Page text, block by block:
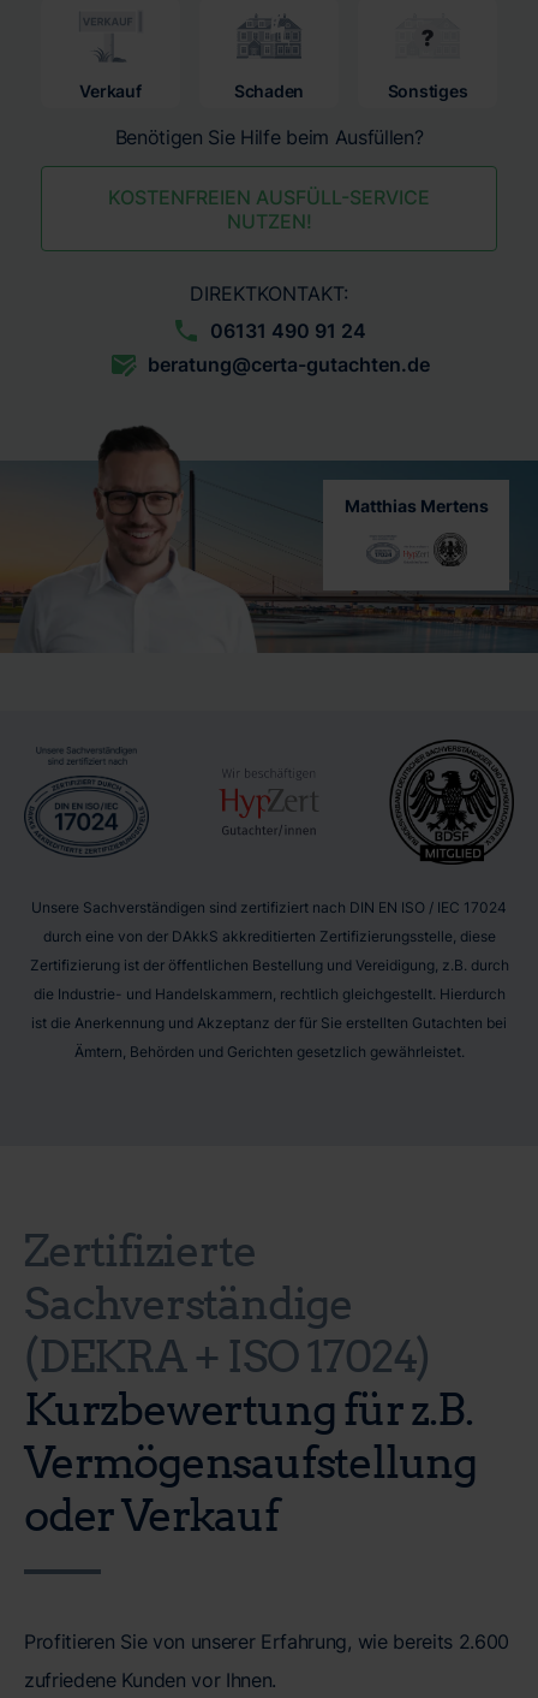
Verkauf Schaden Sonstiges
Benötigen Sie Hilfe beim Ausfüllen?
KOSTENFREIEN AUSFÜLL-SERVICE
NUTZEN!
DIREKTKONTAKT:
06131 490 91 24
beratung@certa-gutachten.de
Matthias Mertens
Unsere Sachverständigen sind zertifiziert nach DIN EN ISO / IEC 17024
durch eine von der DAkkS akkreditierten Zertifizierungsstelle, diese
Zertifizierung ist der öffentlichen Bestellung und Vereidigung, z.B. durch
die Industrie- und Handelskammern, rechtlich gleichgestellt. Hierdurch
ist die Anerkennung und Akzeptanz der für Sie erstellten Gutachten bei
Ämtern, Behörden und Gerichten gesetzlich gewährleistet.
Zertifizierte
Sachverständige
(DEKRA + ISO 17024)
Kurzbewertung für z.B.
Vermögensaufstellung
oder Verkauf
Profitieren Sie von unserer Erfahrung, wie bereits 2.600
zufriedene Kunden vor Ihnen.